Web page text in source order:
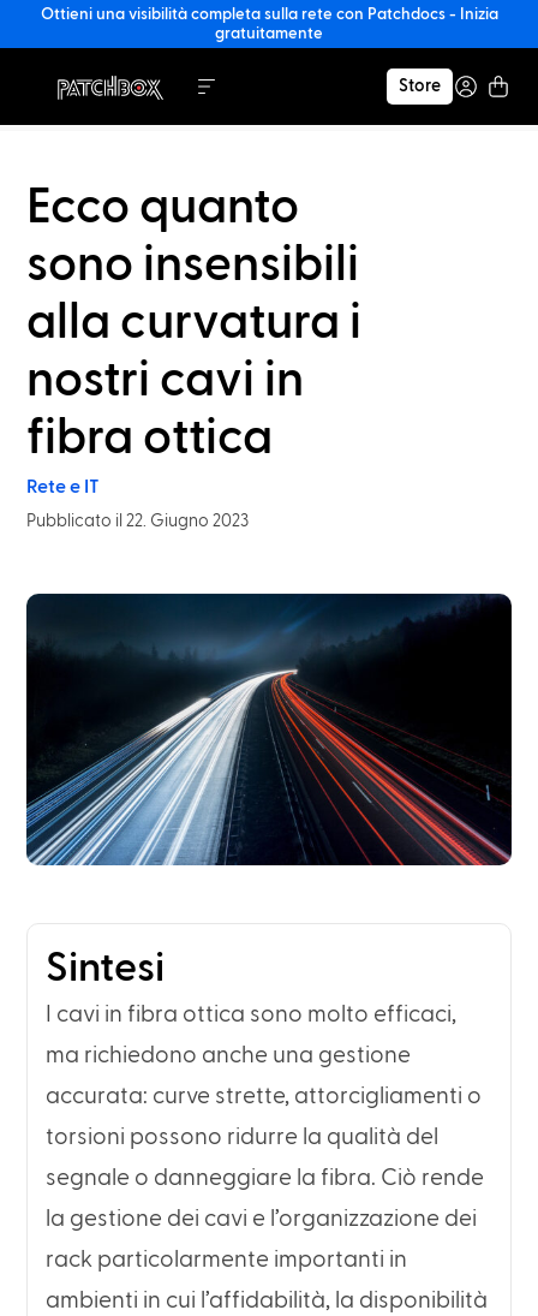
Ottieni una visibilità completa sulla rete con Patchdocs - Inizia
gratuitamente
Store
Ecco quanto
sono insensibili
alla curvatura i
nostri cavi in
fibra ottica
Rete e IT
Pubblicato il 22. Giugno 2023
Sintesi
I cavi in fibra ottica sono molto efficaci,
ma richiedono anche una gestione
accurata: curve strette, attorcigliamenti o
torsioni possono ridurre la qualità del
segnale o danneggiare la fibra. Ciò rende
la gestione dei cavi e l’organizzazione dei
rack particolarmente importanti in
ambienti in cui l’affidabilità, la disponibilità